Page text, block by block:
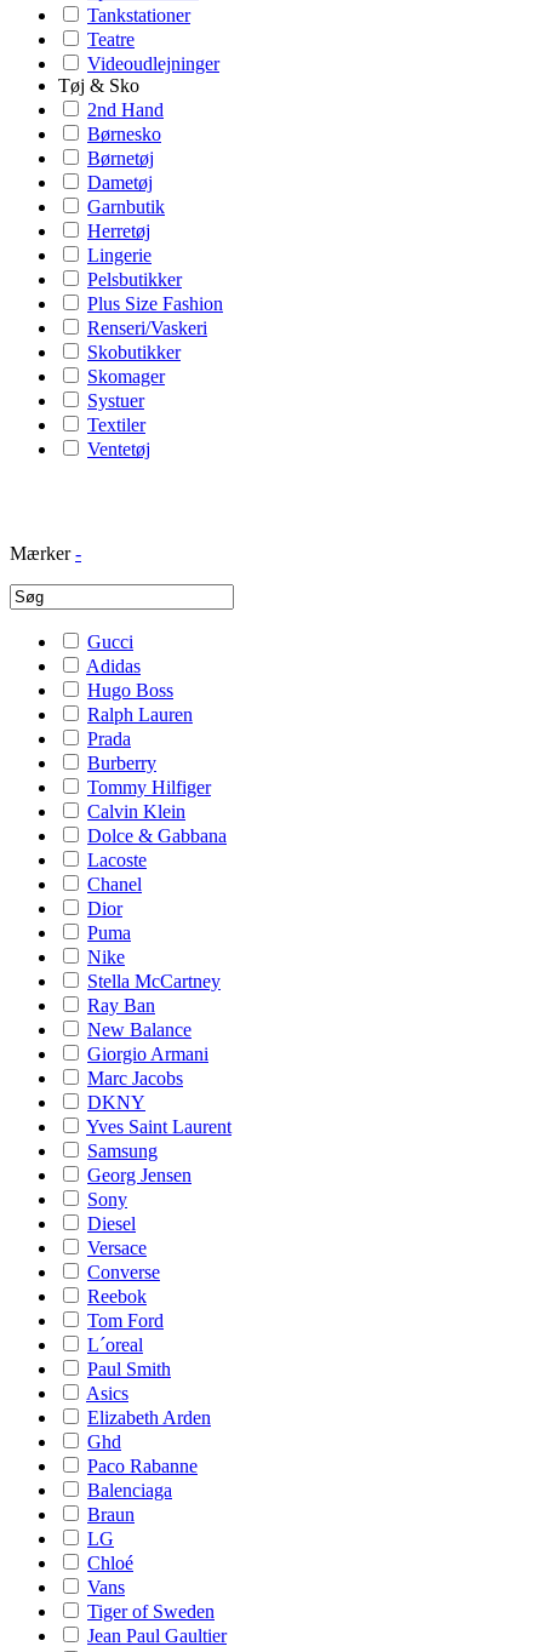
Tankstationer
Teatre
Videoudlejninger
Tøj & Sko
2nd Hand
Børnesko
Børnetøj
Dametøj
Garnbutik
Herretøj
Lingerie
Pelsbutikker
Plus Size Fashion
Renseri/Vaskeri
Skobutikker
Skomager
Systuer
Textiler
Ventetøj
Mærker -
Gucci
Adidas
Hugo Boss
Ralph Lauren
Prada
Burberry
Tommy Hilfiger
Calvin Klein
Dolce & Gabbana
Lacoste
Chanel
Dior
Puma
Nike
Stella McCartney
Ray Ban
New Balance
Giorgio Armani
Marc Jacobs
DKNY
Yves Saint Laurent
Samsung
Georg Jensen
Sony
Diesel
Versace
Converse
Reebok
Tom Ford
L´oreal
Paul Smith
Asics
Elizabeth Arden
Ghd
Paco Rabanne
Balenciaga
Braun
LG
Chloé
Vans
Tiger of Sweden
Jean Paul Gaultier